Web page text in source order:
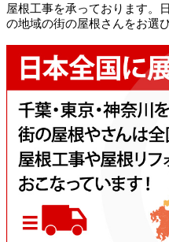
屋根工事を承っております。
の地域の街の屋根さんをお選